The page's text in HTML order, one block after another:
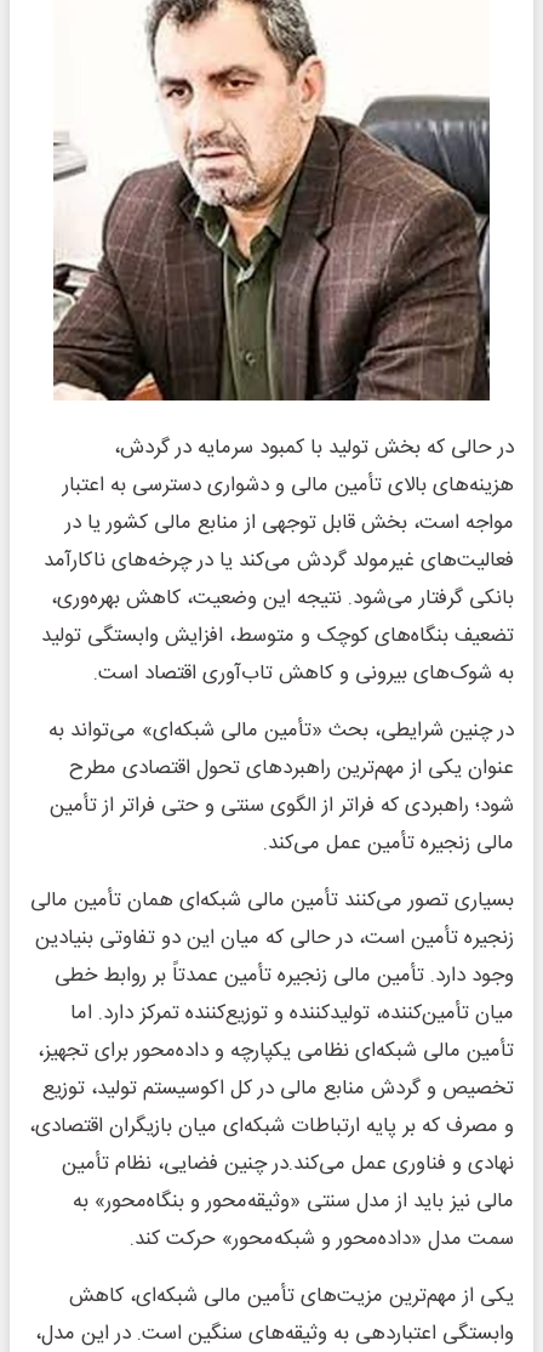
در حالی که بخش تولید با کمبود سرمایه در گردش،
هزینه‌های بالای تأمین مالی و دشواری دسترسی به اعتبار
مواجه است، بخش قابل توجهی از منابع مالی کشور یا در
فعالیت‌های غیرمولد گردش می‌کند یا در چرخه‌های ناکارآمد
بانکی گرفتار می‌شود. نتیجه این وضعیت، کاهش بهره‌وری،
تضعیف بنگاه‌های کوچک و متوسط، افزایش وابستگی تولید
به شوک‌های بیرونی و کاهش تاب‌آوری اقتصاد است.
در چنین شرایطی، بحث «تأمین مالی شبکه‌ای» می‌تواند به
عنوان یکی از مهم‌ترین راهبردهای تحول اقتصادی مطرح
شود؛ راهبردی که فراتر از الگوی سنتی و حتی فراتر از تأمین
مالی زنجیره تأمین عمل می‌کند.
بسیاری تصور می‌کنند تأمین مالی شبکه‌ای همان تأمین مالی
زنجیره تأمین است، در حالی که میان این دو تفاوتی بنیادین
وجود دارد. تأمین مالی زنجیره تأمین عمدتاً بر روابط خطی
میان تأمین‌کننده، تولیدکننده و توزیع‌کننده تمرکز دارد. اما
تأمین مالی شبکه‌ای نظامی یکپارچه و داده‌محور برای تجهیز،
تخصیص و گردش منابع مالی در کل اکوسیستم تولید، توزیع
و مصرف که بر پایه ارتباطات شبکه‌ای میان بازیگران اقتصادی،
نهادی و فناوری عمل می‌کند.در چنین فضایی، نظام تأمین
مالی نیز باید از مدل سنتی «وثیقه‌محور و بنگاه‌محور» به
سمت مدل «داده‌محور و شبکه‌محور» حرکت کند.
یکی از مهم‌ترین مزیت‌های تأمین مالی شبکه‌ای، کاهش
وابستگی اعتباردهی به وثیقه‌های سنگین است. در این مدل،